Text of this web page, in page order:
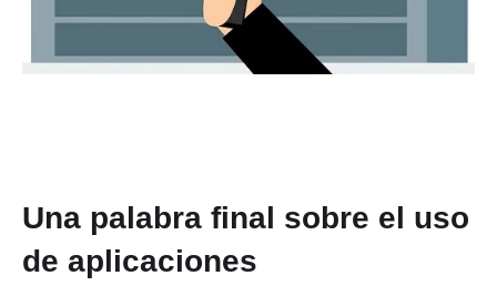
Una palabra final sobre el uso
de aplicaciones